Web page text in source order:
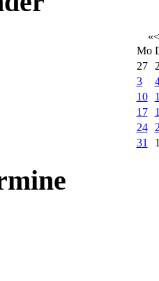
«<
Mo
27
3
10
17
24
31